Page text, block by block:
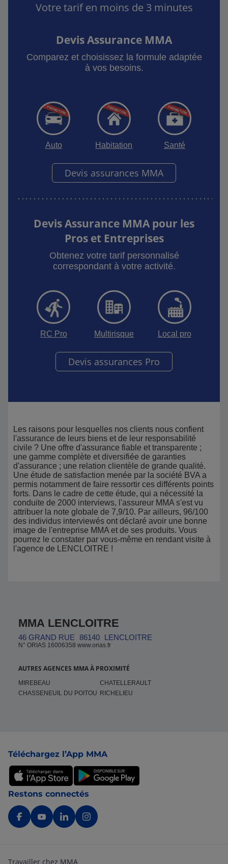
Votre tarif en moins de 3 minutes
Devis Assurance MMA
Comparez et choisissez la formule adaptée
à vos besoins.
Auto Habitation Santé
Devis assurances MMA
Devis Assurance MMA pour les
Pros et Entreprises
Obtenez votre tarif personnalisé
correspondant à votre activité.
RC Pro Multirisque Local pro
Devis assurances Pro
Les raisons pour lesquelles nos clients nous confient
l'assurance de leurs biens et de leur responsabilité
civile ? Une offre d'assurance fiable et transparente ;
une gamme complète et diversifiée de garanties
d'assurance ; une relation clientèle de grande qualité.
Une étude de satisfaction menée par la société BVA a
permis notamment de faire ressortir ces différents points
forts. Dans le cadre de cette étude, qui a nécessité la
conduite de 2000 interviews, l'assureur MMA s'est vu
attribuer la note globale de 7,9/10. Par ailleurs, 96/100
des individus interviewés ont déclaré avoir une bonne
image de l'entreprise MMA et de ses produits. Vous
pourrez le constater par vous-même en rendant visite à
l'agence de LENCLOITRE !
MMA LENCLOITRE
46 GRAND RUE 86140 LENCLOITRE
N° ORIAS 16006358 www.orias.fr
AUTRES AGENCES MMA À PROXIMITÉ
MIREBEAU
CHATELLERAULT
CHASSENEUIL DU POITOU RICHELIEU
Téléchargez l’App MMA
Restons connectés
Travailler chez MMA